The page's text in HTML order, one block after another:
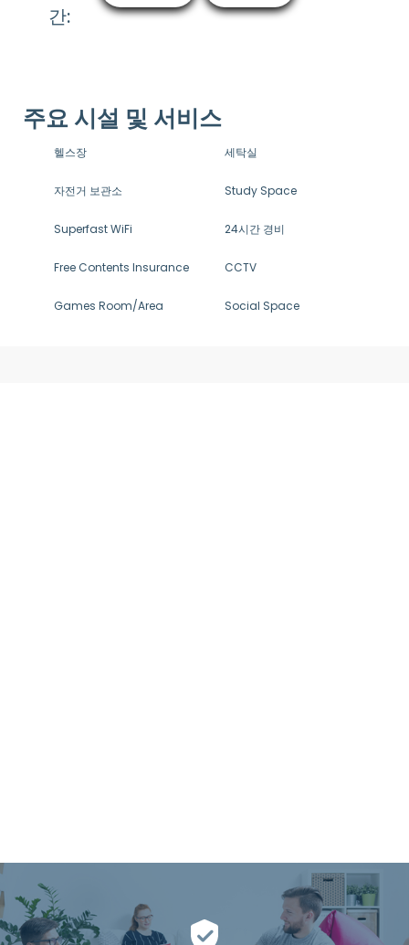
간:
주요 시설 및 서비스
헬스장 세탁실
자전거 보관소 Study Space
Superfast WiFi 24시간 경비
Free Contents Insurance CCTV
Games Room/Area Social Space